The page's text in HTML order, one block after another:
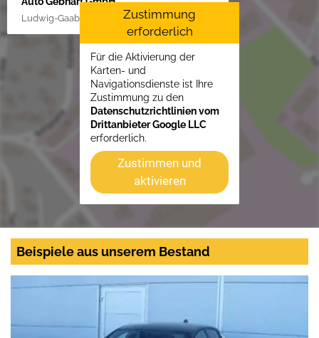
Ludwig-Gaab-Str. 4, 88427 Bad Schussenried
Zustimmung
erforderlich
Für die Aktivierung der
Karten- und
Navigationsdienste ist Ihre
Zustimmung zu den
Datenschutzrichtlinien vom
Drittanbieter Google LLC
erforderlich.
Zustimmen und
aktivieren
Beispiele aus unserem Bestand